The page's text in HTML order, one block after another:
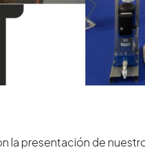
la presentación de